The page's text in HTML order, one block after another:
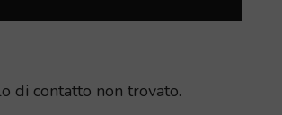
di contatto non trovato.